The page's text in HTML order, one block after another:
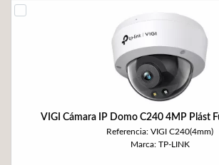
VIGI Cámara IP Domo C240 4MP Plást
Referencia: VIGI C240(4mm)
Marca: TP-LINK